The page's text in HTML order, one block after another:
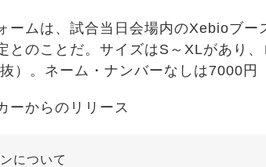
ームは、試合当日会場内のXebioブー
とのことだ。サイズはS～XLがあり
）。ネーム・ナンバーなしは7000円
ーからのリリース
について